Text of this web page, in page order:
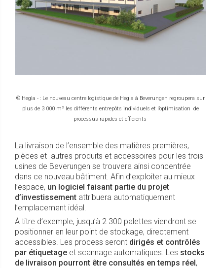
© Hegla - : Le nouveau centre logistique de Hegla à Beverungen regroupera sur
plus de 3 000 m² les différents entrepôts individuels et l’optimisation de
processus rapides et efficients
La livraison de l’ensemble des matières premières,
pièces et autres produits et accessoires pour les trois
usines de Beverungen se trouvera ainsi concentrée
dans ce nouveau bâtiment. Afin d’exploiter au mieux
l’espace, un logiciel faisant partie du projet
d’investissement attribuera automatiquement
l’emplacement idéal.
À titre d’exemple, jusqu’à 2 300 palettes viendront se
positionner en leur point de stockage, directement
accessibles. Les process seront dirigés et contrôlés
par étiquetage et scannage automatiques. Les stocks
de livraison pourront être consultés en temps réel,